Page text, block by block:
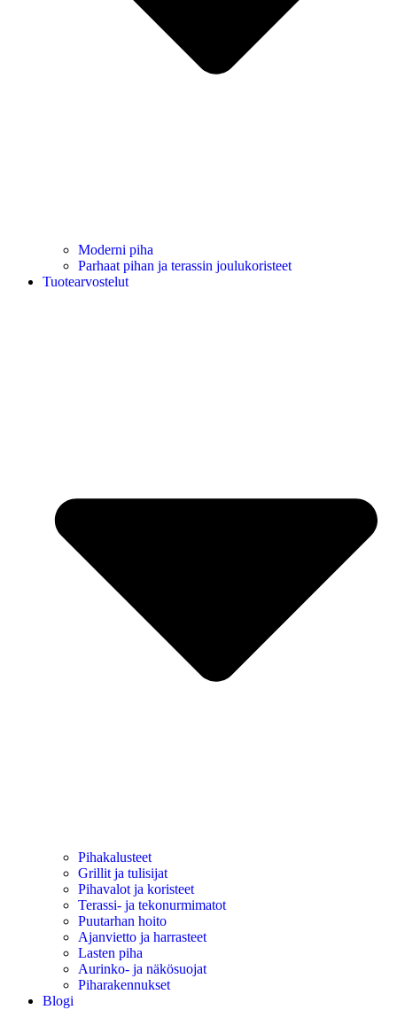
Moderni piha
Parhaat pihan ja terassin joulukoristeet
Tuotearvostelut
Pihakalusteet
Grillit ja tulisijat
Pihavalot ja koristeet
Terassi- ja tekonurmimatot
Puutarhan hoito
Ajanvietto ja harrasteet
Lasten piha
Aurinko- ja näkösuojat
Piharakennukset
Blogi